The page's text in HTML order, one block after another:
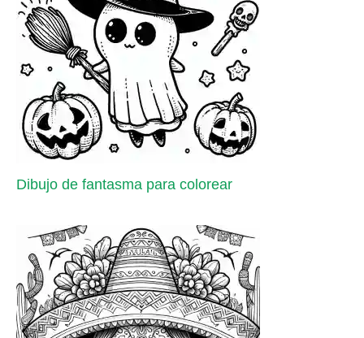
Dibujo de fantasma para colorear